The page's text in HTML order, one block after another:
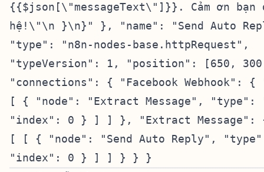
{{$json[\"messageText\"]}}. Cảm ơn
hệ!\"\n }\n}" }, "name": "Send Auto
"type": "n8n-nodes-base.httpRequest",
"typeVersion": 1, "position": [650,
"connections": { "Facebook Webhook":
[ { "node": "Extract Message", "type":
"index": 0 } ] ] }, "Extract Message":
[ [ { "node": "Send Auto Reply",
"index": 0 } ] ] } } }